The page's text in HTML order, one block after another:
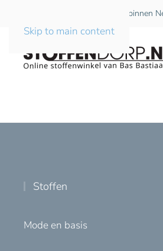
Skip to main content
Gratis verzending vanaf €75
Stoffen
Mode en basis